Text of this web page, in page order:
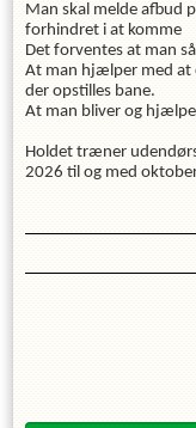
Man skal melde afbud
forhindret i at komme
Det forventes at man
At man hjælper med at
der opstilles bane.
At man bliver og
Holdet træner
2026 til og med